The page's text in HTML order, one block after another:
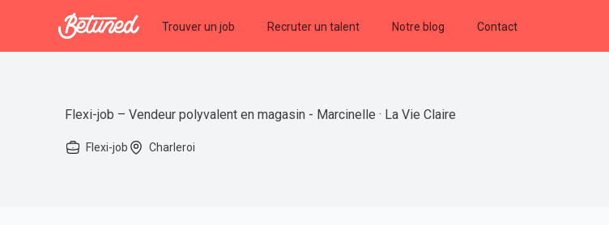
Betuned Trouver un job Recruter un talent Notre blog Contact
Flexi-job – Vendeur polyvalent en magasin - Marcinelle · La Vie Claire
Flexi-job Charleroi